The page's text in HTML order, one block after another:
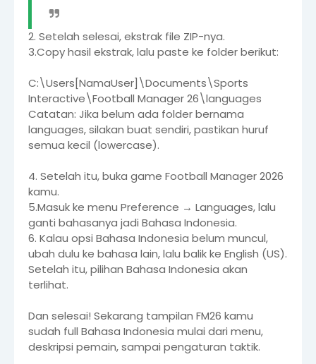
2. Setelah selesai, ekstrak file ZIP-nya.
3.Copy hasil ekstrak, lalu paste ke folder berikut:
C:\Users[NamaUser]\Documents\Sports
Interactive\Football Manager 26\languages
Catatan: Jika belum ada folder bernama
languages, silakan buat sendiri, pastikan huruf
semua kecil (lowercase).
4. Setelah itu, buka game Football Manager 2026
kamu.
5.Masuk ke menu Preference → Languages, lalu
ganti bahasanya jadi Bahasa Indonesia.
6. Kalau opsi Bahasa Indonesia belum muncul,
ubah dulu ke bahasa lain, lalu balik ke English (US).
Setelah itu, pilihan Bahasa Indonesia akan
terlihat.
Dan selesai! Sekarang tampilan FM26 kamu
sudah full Bahasa Indonesia mulai dari menu,
deskripsi pemain, sampai pengaturan taktik.